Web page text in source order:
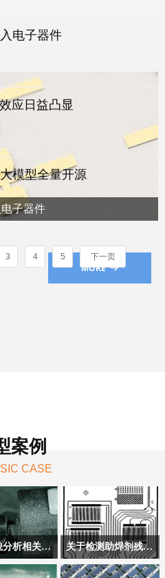
子器件
MORE 뀠
案例
CASE
电子器件
应日益凸显
模型全量开源
3 4 5 下一页
断口形貌分析相关案例分享
断裂后暴露
关于检测助焊剂残留影响的四项试验
本篇推文围绕电化学迁